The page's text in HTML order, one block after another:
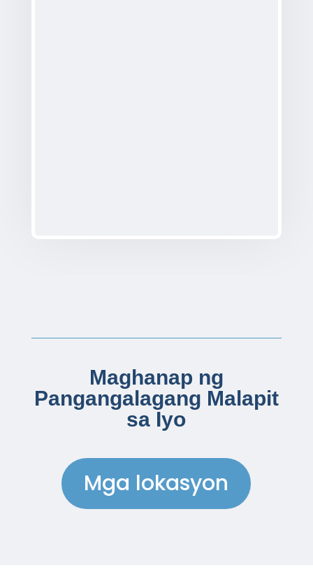
Maghanap ng
Pangangalagang Malapit
sa Iyo
Mga lokasyon